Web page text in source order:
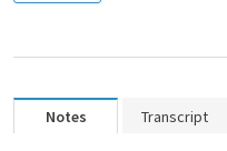
Notes Transcript